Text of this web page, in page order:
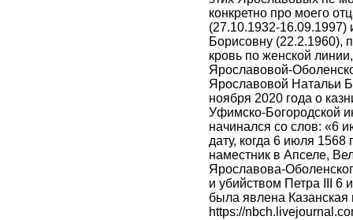
конкретно про моего
(27.10.1932-
Борисовну (22.2.1960),
кровь по женской
Ярославовой-
Ярославовой Натальи
ноября 2020 года о
Уфимско-Богородской
начинался со слов: «6
дату, когда 6 июля
наместник в Апселе,
Ярославова-
и убийством Петра III 6
была явлена
https://